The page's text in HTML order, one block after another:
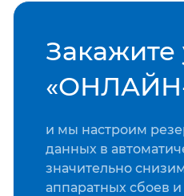
Закажите
и мы настроим
данных в
значительно
аппаратных сбоев